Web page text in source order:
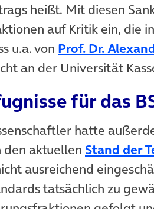
heißt. Mit diesen
auf Kritik ein, die
u.a. von Prof. Dr.
an der Universität
für das
hatte
aktuellen Stand der
ausreichend
tatsächlich zu